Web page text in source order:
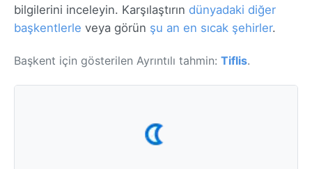
bilgilerini inceleyin. Karşılaştırın dünyadaki diğer
başkentlerle veya görün şu an en sıcak şehirler.
Başkent için gösterilen Ayrıntılı tahmin: Tiflis.